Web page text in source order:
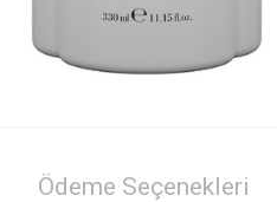
Ödeme Seçenekleri